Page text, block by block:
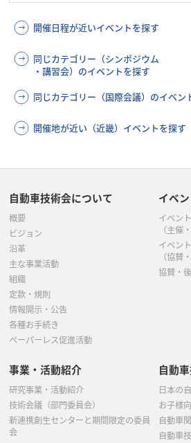
開催日程が近いイベントを探す
同じカテゴリー（シンポジウム
・講習会）のイベントを探す
同じカテゴリー（国際会議）のイベン
開催地が近い（近畿）イベントを探す
自動車技術会について
概要
ビジョン
沿革
主な事業活動
組織
定款・規則
情報開示・公告
各種お手続き
ペーパーレス促進活動
イベ
イベン
（主催
イベン
（協賛
協賛・
事業・活動紹介
研究事業・活動紹介
技術会議（部門委員会）
新連携創生センターと期間限定の委員
会
自動
日本の
お子様
自動車
自動車